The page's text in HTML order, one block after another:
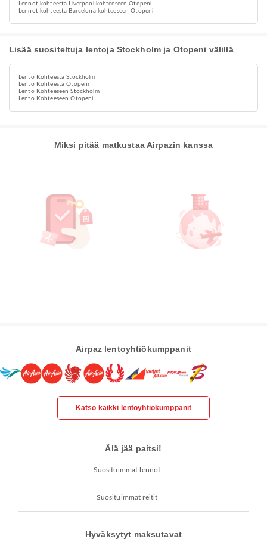
Lennot kohteesta Liverpool kohteeseen Otopeni
Lennot kohteesta Barcelona kohteeseen Otopeni
Lisää suositeltuja lentoja Stockholm ja Otopeni välillä
Lento Kohteesta Stockholm
Lento Kohteesta Otopeni
Lento Kohteeseen Stockholm
Lento Kohteeseen Otopeni
Miksi pitää matkustaa Airpazin kanssa
Airpaz lentoyhtiökumppanit
Katso kaikki lentoyhtiökumppanit
Älä jää paitsi!
Suosituimmat lennot
Suosituimmat reitit
Hyväksytyt maksutavat